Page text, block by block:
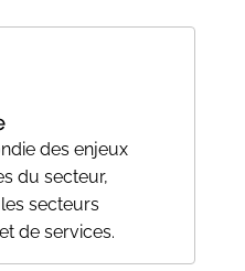
des enjeux
du secteur,
secteurs
de services.